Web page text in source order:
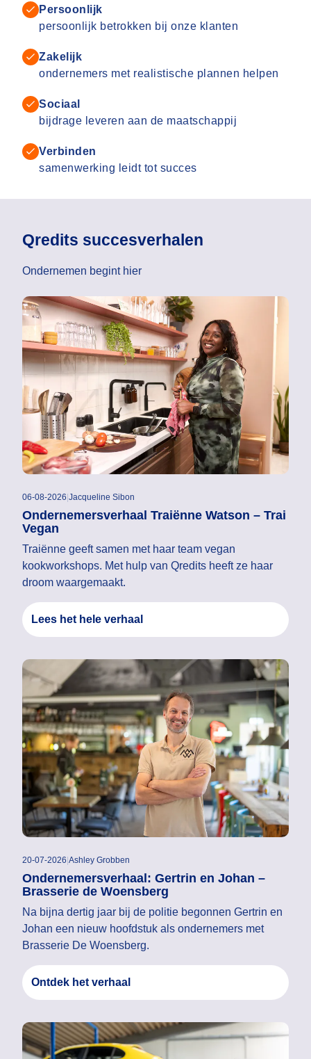
Persoonlijk
persoonlijk betrokken bij onze klanten
Zakelijk
ondernemers met realistische plannen helpen
Sociaal
bijdrage leveren aan de maatschappij
Verbinden
samenwerking leidt tot succes
Qredits succesverhalen
Ondernemen begint hier
06-08-2026|Jacqueline Sibon
Ondernemersverhaal Traiënne Watson – Trai
Vegan
Traiënne geeft samen met haar team vegan
kookworkshops. Met hulp van Qredits heeft ze haar
droom waargemaakt.
Lees het hele verhaal
20-07-2026|Ashley Grobben
Ondernemersverhaal: Gertrin en Johan –
Brasserie de Woensberg
Na bijna dertig jaar bij de politie begonnen Gertrin en
Johan een nieuw hoofdstuk als ondernemers met
Brasserie De Woensberg.
Ontdek het verhaal